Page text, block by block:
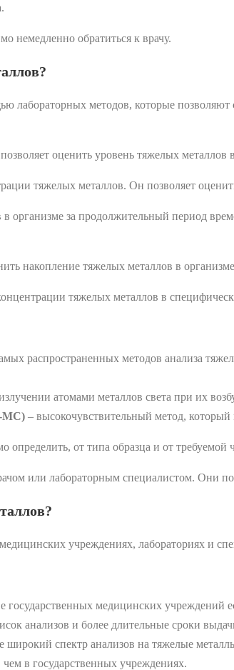
немедленно обратиться к врачу.
методов, которые
оценить уровень тяжелых
тяжелых металлов. Он позволяет
организме за продолжительный период
накопление тяжелых металлов в
тяжелых металлов в
распространенных методов анализа
атомами металлов света при их
МС) ‒ высокочувствительный метод,
от типа образца и от требуемой
или лабораторным специалистом. Они
учреждениях, лабораториях и
государственных медицинских учреждений
анализов и более длительные сроки
широкий спектр анализов на тяжелые
в государственных учреждениях.